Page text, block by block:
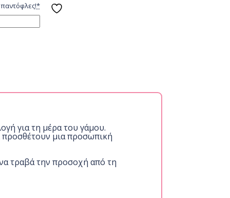
*
για τη μέρα του γάμου.
προσθέτουν μια προσωπική
να τραβά την προσοχή από τη